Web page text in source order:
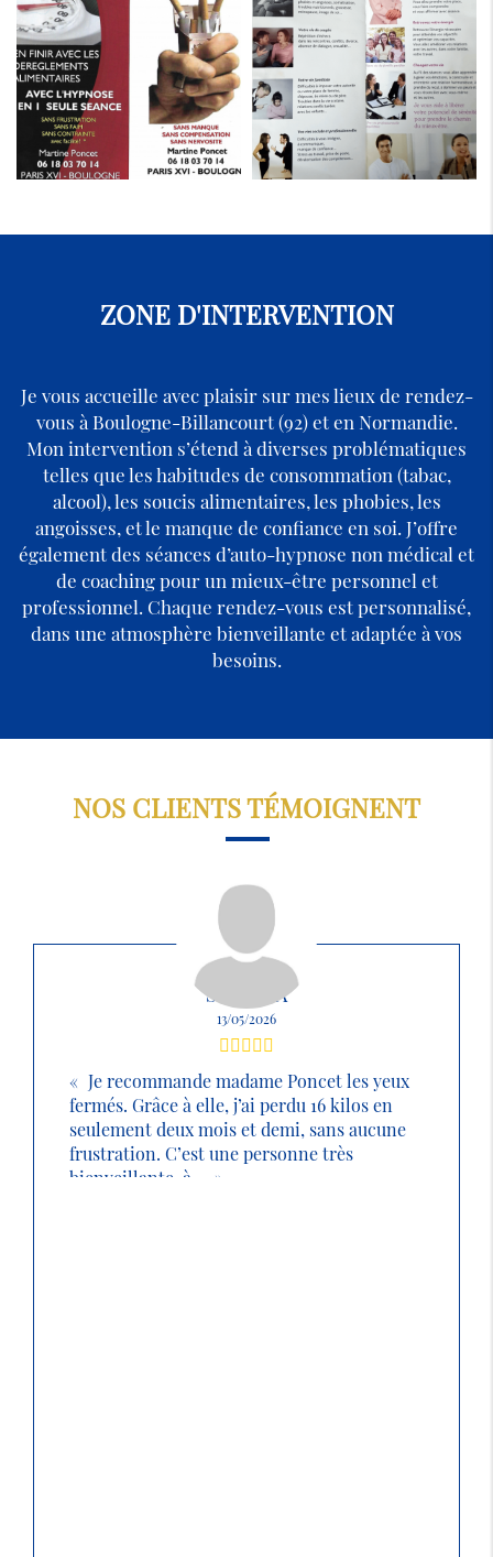
ZONE D'INTERVENTION
Je vous accueille avec plaisir sur mes lieux de rendez-
vous à Boulogne-Billancourt (92) et en Normandie.
Mon intervention s’étend à diverses problématiques
telles que les habitudes de consommation (tabac,
alcool), les soucis alimentaires, les phobies, les
angoisses, et le manque de confiance en soi. J’offre
également des séances d’auto-hypnose non médical et
de coaching pour un mieux-être personnel et
professionnel. Chaque rendez-vous est personnalisé,
dans une atmosphère bienveillante et adaptée à vos
besoins.
NOS CLIENTS TÉMOIGNENT
SABRINA
13/05/2026
Je recommande madame Poncet les yeux
fermés. Grâce à elle, j’ai perdu 16 kilos en
seulement deux mois et demi, sans aucune
frustration. C’est une personne très
bienveillante, à ...